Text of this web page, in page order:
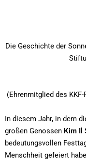
Die Geschichte der
(Ehrenmitglied des
In diesem Jahr, in dem
großen Genossen Kim Il
bedeutungsvollen
Menschheit gefeiert